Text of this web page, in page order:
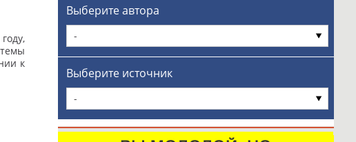
к
Выберите автора
-
Выберите источник
-